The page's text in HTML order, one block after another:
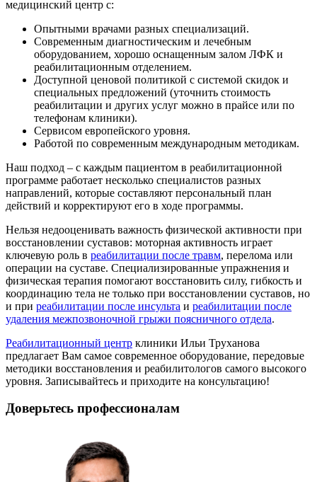
медицинский центр с:
Опытными врачами разных специализаций.
Современным диагностическим и лечебным
оборудованием, хорошо оснащенным залом ЛФК и
реабилитационным отделением.
Доступной ценовой политикой с системой скидок и
специальных предложений (уточнить стоимость
реабилитации и других услуг можно в прайсе или по
телефонам клиники).
Сервисом европейского уровня.
Работой по современным международным методикам.
Наш подход – с каждым пациентом в реабилитационной
программе работает несколько специалистов разных
направлений, которые составляют персональный план
действий и корректируют его в ходе программы.
Нельзя недооценивать важность физической активности при
восстановлении суставов: моторная активность играет
ключевую роль в реабилитации после травм, перелома или
операции на суставе. Специализированные упражнения и
физическая терапия помогают восстановить силу, гибкость и
координацию тела не только при восстановлении суставов, но
и при реабилитации после инсульта и реабилитации после
удаления межпозвоночной грыжи поясничного отдела.
Реабилитационный центр клиники Ильи Труханова
предлагает Вам самое современное оборудование, передовые
методики восстановления и реабилитологов самого высокого
уровня. Записывайтесь и приходите на консультацию!
Доверьтесь профессионалам